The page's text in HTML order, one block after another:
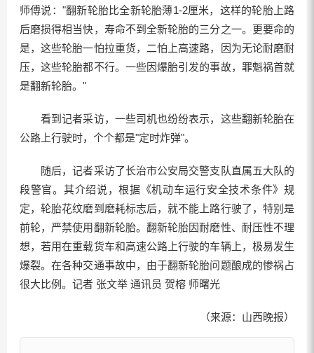
师傅说："翻新轮胎比全新轮胎薄1-2厘米，这样的轮胎上路
后磨损得相当快，寿命不到全新轮胎的三分之一。更要命的
是，这些轮胎一怕拉重货，二怕上高速路，因为无论耐磨耐
压，这些轮胎都不行。一些因爆胎引发的事故，罪魁祸首就
是翻新轮胎。"
看到记者采访，一些司机也纷纷表示，这些翻新轮胎在
公路上行驶时，个个都是"定时炸弹"。
随后，记者采访了长治市公安局交警支队直属五大队的
段警官。其介绍说，根据《机动车运行安全技术条件》规
定，轮胎花纹磨到磨耗标志后，就不能上路行驶了，特别是
前轮，严禁使用翻新轮胎。翻新轮胎因耐磨性、耐压性不理
想，若用在重载货车和高速公路上行驶的车辆上，极易发生
爆裂。在各种交通事故中，由于翻新轮胎问题酿成的惨祸占
很大比例。记者 张文举 通讯员 贺榕 师曙光
（来源：山西晚报）